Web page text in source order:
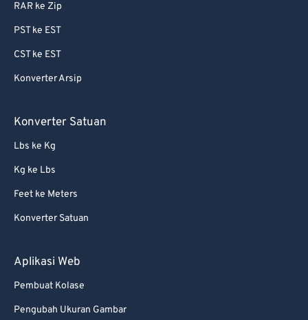
RAR ke Zip
PST ke EST
CST ke EST
Konverter Arsip
Konverter Satuan
Lbs ke Kg
Kg ke Lbs
Feet ke Meters
Konverter Satuan
Aplikasi Web
Pembuat Kolase
Pengubah Ukuran Gambar